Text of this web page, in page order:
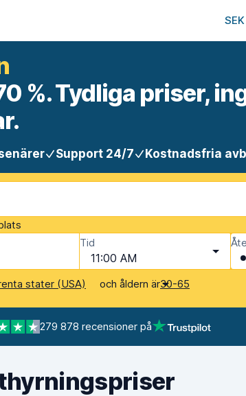
SEK
%. Tydliga priser,
Support 24/7 Kostnadsfria
Tid
11:00 AM
stater (USA) och åldern är30-65
279 878 recensioner på